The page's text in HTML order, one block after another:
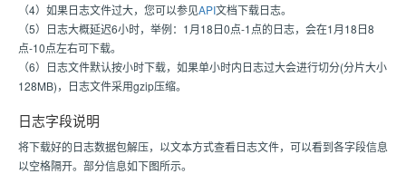
（4）如果日志文件过大，您可以参见API文档下载日志。
（5）日志大概延迟6小时，举例：1月18日0点-1点的日志，会在1月18日8
点-10点左右可下载。
（6）日志文件默认按小时下载，如果单小时内日志过大会进行切分(分片大小
128MB)，日志文件采用gzip压缩。
日志字段说明
将下载好的日志数据包解压，以文本方式查看日志文件，可以看到各字段信息
以空格隔开。部分信息如下图所示。